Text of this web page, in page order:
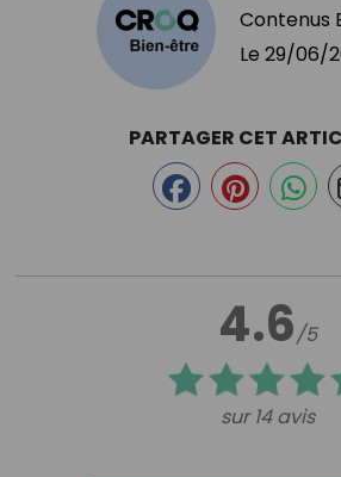
Contenus
Le 29/06/
4.6/5
sur 14 avis
PARTAGER CET